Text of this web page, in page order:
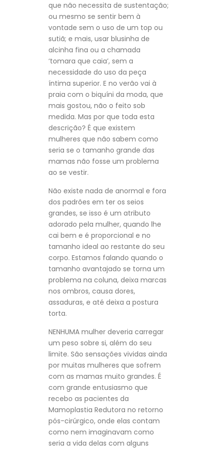
que não necessita de sustentação;
ou mesmo se sentir bem à
vontade sem o uso de um top ou
sutiã; e mais, usar blusinha de
alcinha fina ou a chamada
‘tomara que caia’, sem a
necessidade do uso da peça
íntima superior. E no verão vai à
praia com o biquíni da moda, que
mais gostou, não o feito sob
medida. Mas por que toda esta
descrição? É que existem
mulheres que não sabem como
seria se o tamanho grande das
mamas não fosse um problema
ao se vestir.
Não existe nada de anormal e fora
dos padrões em ter os seios
grandes, se isso é um atributo
adorado pela mulher, quando lhe
cai bem e é proporcional e no
tamanho ideal ao restante do seu
corpo. Estamos falando quando o
tamanho avantajado se torna um
problema na coluna, deixa marcas
nos ombros, causa dores,
assaduras, e até deixa a postura
torta.
NENHUMA mulher deveria carregar
um peso sobre si, além do seu
limite. São sensações vividas ainda
por muitas mulheres que sofrem
com as mamas muito grandes. É
com grande entusiasmo que
recebo as pacientes da
Mamoplastia Redutora no retorno
pós-cirúrgico, onde elas contam
como nem imaginavam como
seria a vida delas com alguns